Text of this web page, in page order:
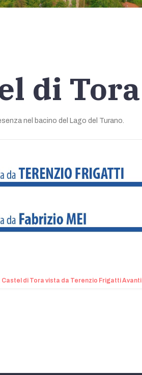
di Tora
nel bacino del Lago del Turano.
di Tora vista da Terenzio FrigattiAvanti